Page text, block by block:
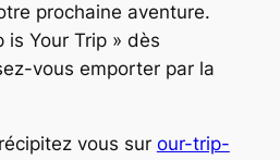
prochaine aventure.
is Your Trip » dès
vous emporter par la
vous sur our-trip-